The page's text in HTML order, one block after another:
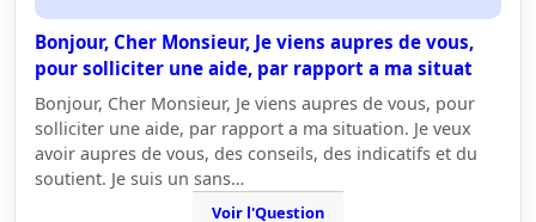
Bonjour, Cher Monsieur, Je viens aupres de vous,
pour solliciter une aide, par rapport a ma situat
Bonjour, Cher Monsieur, Je viens aupres de vous, pour
solliciter une aide, par rapport a ma situation. Je veux
avoir aupres de vous, des conseils, des indicatifs et du
soutient. Je suis un sans…
Voir l'Question